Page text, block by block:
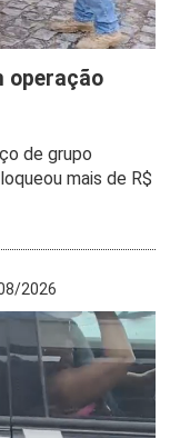
operação
de grupo
mais de R$
2026